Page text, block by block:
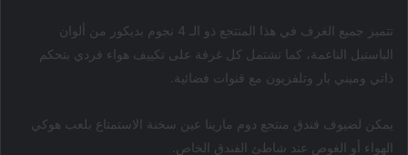
تتميز جميع الغرف في هذا المنتجع ذو الـ 4 نجوم بديكور من ألوان
الباستيل الناعمة، كما تشتمل كل غرفة على تكييف هواء فردي بتحكم
ذاتي وميني بار وتلفزيون مع قنوات فضائية.
يمكن لضيوف فندق منتجع دوم مارينا عين سخنة الاستمتاع بلعب هوكي
الهواء أو الغوص عند شاطئ الفندق الخاص.